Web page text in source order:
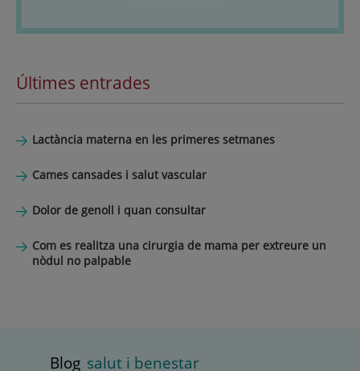
Últimes entrades
Lactància materna en les primeres setmanes
Cames cansades i salut vascular
Dolor de genoll i quan consultar
Com es realitza una cirurgia de mama per extreure un
nòdul no palpable
Blog salut i benestar